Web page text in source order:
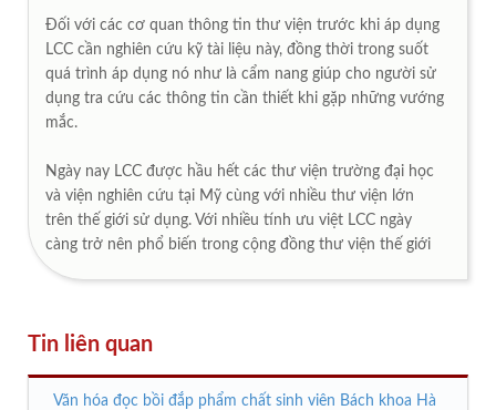
Đối với các cơ quan thông tin thư viện trước khi áp dụng
LCC cần nghiên cứu kỹ tài liệu này, đồng thời trong suốt
quá trình áp dụng nó như là cẩm nang giúp cho người sử
dụng tra cứu các thông tin cần thiết khi gặp những vướng
mắc.
Ngày nay LCC đ­ược hầu hết các th­ư viện trư­ờng đại học
và viện nghiên cứu tại Mỹ cùng với nhiều thư viện lớn
trên thế giới sử dụng. Với nhiều tính ưu việt LCC ngày
càng trở nên phổ biến trong cộng đồng thư viện thế giới
Tin liên quan
Văn hóa đọc bồi đắp phẩm chất sinh viên Bách khoa Hà